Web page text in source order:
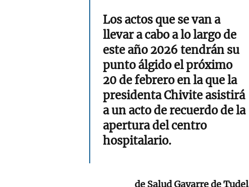
Los actos que se van a
llevar a cabo a lo largo de
este año 2026 tendrán su
punto álgido el próximo
20 de febrero en la que la
presidenta Chivite asistirá
a un acto de recuerdo de la
apertura del centro
hospitalario.
de Salud Gayarre de